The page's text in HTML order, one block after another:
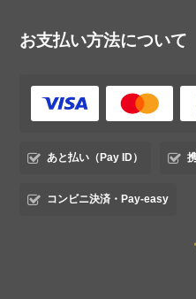
2025/10/12
お支払い方法について
あと払い（Pay ID）
コンビニ決済・Pay-easy